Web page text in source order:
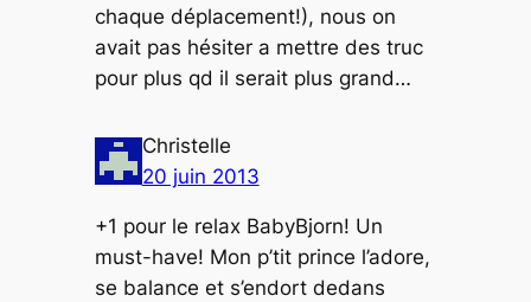
chaque déplacement!), nous on
avait pas hésiter a mettre des truc
pour plus qd il serait plus grand…
Christelle
20 juin 2013
+1 pour le relax BabyBjorn! Un
must-have! Mon p’tit prince l’adore,
se balance et s’endort dedans